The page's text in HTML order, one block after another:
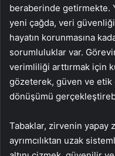
beraberinde getirmekte.
yeni çağda, veri
hayatın korunmasına
sorumluluklar var.
verimliliği arttırmak için
gözeterek, güven ve
dönüşümü
Tabaklar, zirvenin
ayrımcılıktan uzak